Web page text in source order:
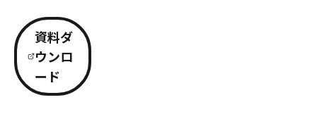
資料ダ
ウンロ
ード